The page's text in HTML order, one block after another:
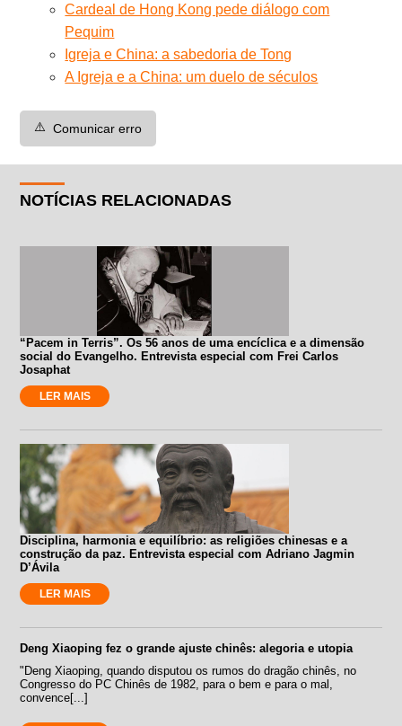
Cardeal de Hong Kong pede diálogo com
Pequim
Igreja e China: a sabedoria de Tong
A Igreja e a China: um duelo de séculos
⚠️ Comunicar erro
NOTÍCIAS RELACIONADAS
“Pacem in Terris”. Os 56 anos de uma encíclica e a dimensão
social do Evangelho. Entrevista especial com Frei Carlos
Josaphat
LER MAIS
Disciplina, harmonia e equilíbrio: as religiões chinesas e a
construção da paz. Entrevista especial com Adriano Jagmin
D’Ávila
LER MAIS
Deng Xiaoping fez o grande ajuste chinês: alegoria e utopia
"Deng Xiaoping, quando disputou os rumos do dragão chinês, no
Congresso do PC Chinês de 1982, para o bem e para o mal,
convence[...]